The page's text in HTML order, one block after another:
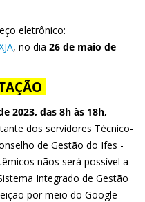
eletrônico:
, no dia 26 de maio de
2023, das 8h às 18h,
dos servidores Técnico-
de Gestão do Ifes -
nãos será possível a
Integrado de Gestão
por meio do Google